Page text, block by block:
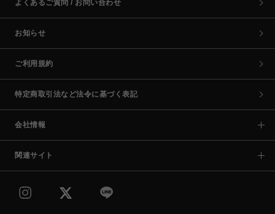
よくあるご質問 / お問い合わせ
お知らせ
ご利用規約
特定商取引法など法令に基づく表記
会社情報
関連サイト